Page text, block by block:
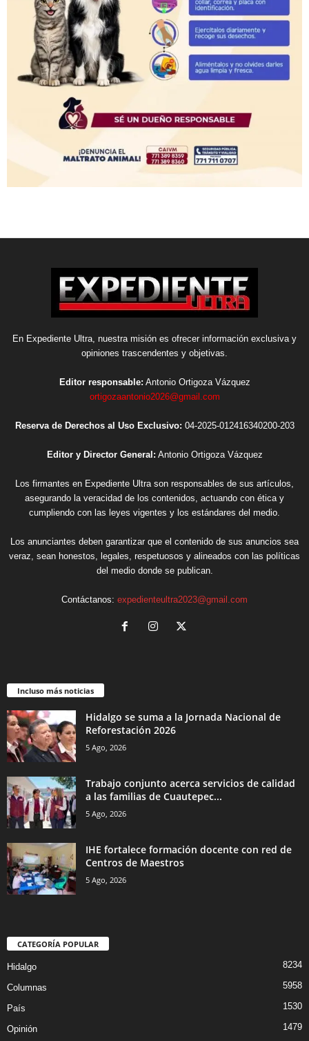
En Expediente Ultra, nuestra misión es ofrecer información exclusiva y
opiniones trascendentes y objetivas.
Editor responsable: Antonio Ortigoza Vázquez
ortigozaantonio2026@gmail.com
Reserva de Derechos al Uso Exclusivo: 04-2025-012416340200-203
Editor y Director General: Antonio Ortigoza Vázquez
Los firmantes en Expediente Ultra son responsables de sus artículos,
asegurando la veracidad de los contenidos, actuando con ética y
cumpliendo con las leyes vigentes y los estándares del medio.
Los anunciantes deben garantizar que el contenido de sus anuncios sea
veraz, sean honestos, legales, respetuosos y alineados con las políticas
del medio donde se publican.
Contáctanos: expedienteultra2023@gmail.com
Incluso más noticias
Hidalgo se suma a la Jornada Nacional de
Reforestación 2026
5 Ago, 2026
Trabajo conjunto acerca servicios de calidad
a las familias de Cuautepec...
5 Ago, 2026
IHE fortalece formación docente con red de
Centros de Maestros
5 Ago, 2026
CATEGORÍA POPULAR
Hidalgo 8234
Columnas 5958
País 1530
Opinión 1479